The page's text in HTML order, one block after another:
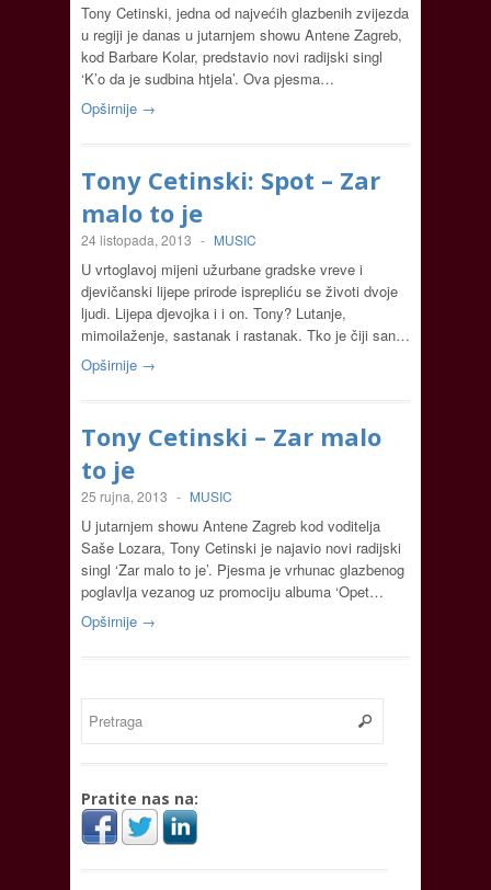
Tony Cetinski, jedna od najvećih glazbenih zvijezda
u regiji je danas u jutarnjem showu Antene Zagreb,
kod Barbare Kolar, predstavio novi radijski singl
‘K’o da je sudbina htjela’. Ova pjesma…
Opširnije →
Tony Cetinski: Spot – Zar
malo to je
24 listopada, 2013 - MUSIC
U vrtoglavoj mijeni užurbane gradske vreve i
djevičanski lijepe prirode isprepliću se životi dvoje
ljudi. Lijepa djevojka i i on. Tony? Lutanje,
mimoilaženje, sastanak i rastanak. Tko je čiji san…
Opširnije →
Tony Cetinski – Zar malo
to je
25 rujna, 2013 - MUSIC
U jutarnjem showu Antene Zagreb kod voditelja
Saše Lozara, Tony Cetinski je najavio novi radijski
singl ‘Zar malo to je’. Pjesma je vrhunac glazbenog
poglavlja vezanog uz promociju albuma ‘Opet…
Opširnije →
Pratite nas na: